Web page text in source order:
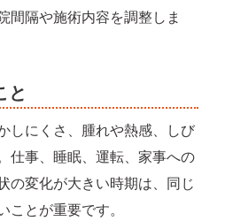
間隔や施術内容を調整しま
と
しにくさ、腫れや熱感、しび
仕事、睡眠、運転、家事への
の変化が大きい時期は、同じ
ことが重要です。